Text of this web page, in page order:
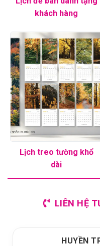
khách hàng
Lịch treo tường khổ
dài
LIÊN HỆ
HUYỀN